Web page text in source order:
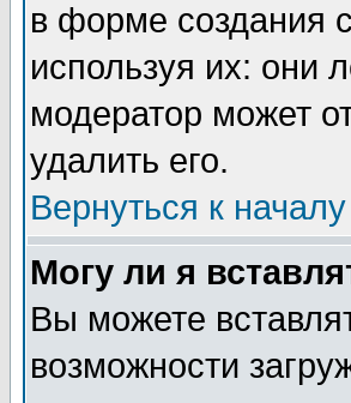
в форме создания
используя их: они
модератор может
удалить его.
Вернуться к началу
Могу ли я
Вы можете
возможности